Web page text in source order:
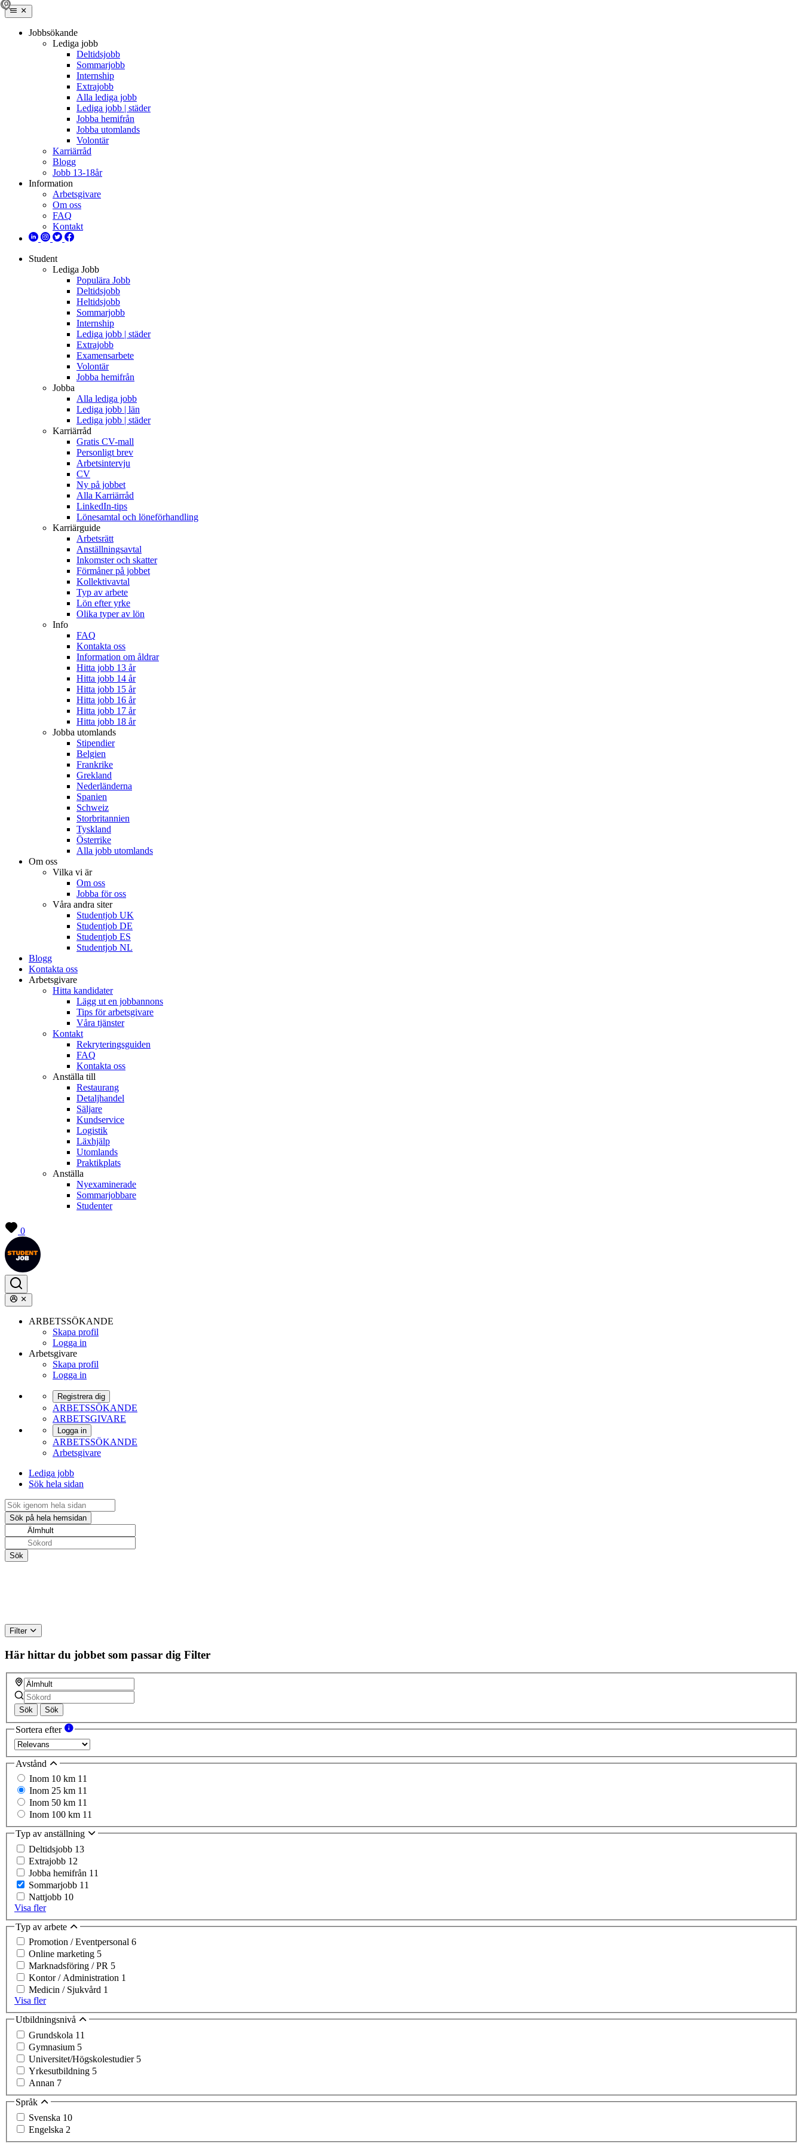
Jobbsökande
Lediga jobb
Deltidsjobb
Sommarjobb
Internship
Extrajobb
Alla lediga jobb
Lediga jobb | städer
Jobba hemifrån
Jobba utomlands
Volontär
Karriärråd
Blogg
Jobb 13-18år
Information
Arbetsgivare
Om oss
FAQ
Kontakt
Student
Lediga Jobb
Populära Jobb
Deltidsjobb
Heltidsjobb
Sommarjobb
Internship
Lediga jobb | städer
Extrajobb
Examensarbete
Volontär
Jobba hemifrån
Jobba
Alla lediga jobb
Lediga jobb | län
Lediga jobb | städer
Karriärråd
Gratis CV-mall
Personligt brev
Arbetsintervju
CV
Ny på jobbet
Alla Karriärråd
LinkedIn-tips
Lönesamtal och löneförhandling
Karriärguide
Arbetsrätt
Anställningsavtal
Inkomster och skatter
Förmåner på jobbet
Kollektivavtal
Typ av arbete
Lön efter yrke
Olika typer av lön
Info
FAQ
Kontakta oss
Information om åldrar
Hitta jobb 13 år
Hitta jobb 14 år
Hitta jobb 15 år
Hitta jobb 16 år
Hitta jobb 17 år
Hitta jobb 18 år
Jobba utomlands
Stipendier
Belgien
Frankrike
Grekland
Nederländerna
Spanien
Schweiz
Storbritannien
Tyskland
Österrike
Alla jobb utomlands
Om oss
Vilka vi är
Om oss
Jobba för oss
Våra andra siter
Studentjob UK
Studentjob DE
Studentjob ES
Studentjob NL
Blogg
Kontakta oss
Arbetsgivare
Hitta kandidater
Lägg ut en jobbannons
Tips för arbetsgivare
Våra tjänster
Kontakt
Rekryteringsguiden
FAQ
Kontakta oss
Anställa till
Restaurang
Detaljhandel
Säljare
Kundservice
Logistik
Läxhjälp
Utomlands
Praktikplats
Anställa
Nyexaminerade
Sommarjobbare
Studenter
0
ARBETSSÖKANDE
Skapa profil
Logga in
Arbetsgivare
Skapa profil
Logga in
Registrera dig
ARBETSSÖKANDE
ARBETSGIVARE
Logga in
ARBETSSÖKANDE
Arbetsgivare
Lediga jobb
Sök hela sidan
Filter
Här hittar du jobbet som passar dig Filter
Sök Sök
Sortera efter
Avstånd
Inom 10 km 11
Inom 25 km 11
Inom 50 km 11
Inom 100 km 11
Typ av anställning
Deltidsjobb 13
Extrajobb 12
Jobba hemifrån 11
Sommarjobb 11
Nattjobb 10
Visa fler
Typ av arbete
Promotion / Eventpersonal 6
Online marketing 5
Marknadsföring / PR 5
Kontor / Administration 1
Medicin / Sjukvård 1
Visa fler
Utbildningsnivå
Grundskola 11
Gymnasium 5
Universitet/Högskolestudier 5
Yrkesutbildning 5
Annan 7
Språk
Svenska 10
Engelska 2